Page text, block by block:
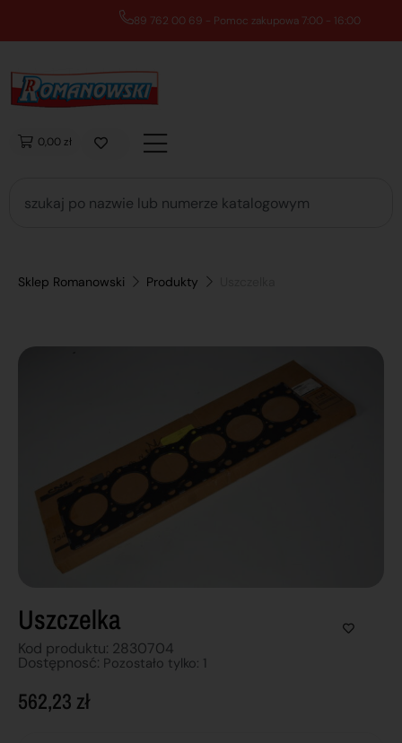
89 762 00 69 - Pomoc zakupowa 7:00 - 16:00
0,00 zł
Sklep Romanowski Produkty
Uszczelka
Kod produktu: 2830704
Dostępnosć: Pozostało tylko: 1
562,23 zł